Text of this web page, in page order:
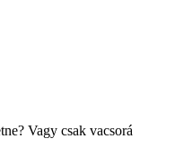
Vagy csak vacsorá